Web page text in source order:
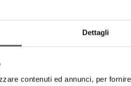
Dettagli
contenuti ed annunci, per
FIGC a Coverciano, dal titolo
e contributi integrali agli
consente di massimizzare il
collaborativi dell'iniziativa ed a
nell'iniziativa.